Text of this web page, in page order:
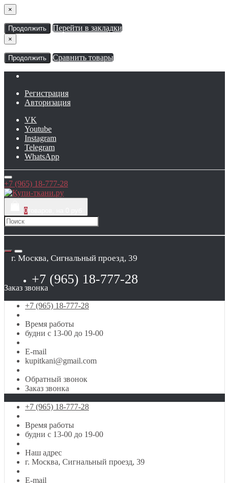
×
Продолжить Перейти в закладки
×
Продолжить Сравнить товары
Регистрация
Авторизация
VK
Youtube
Instagram
Telegram
WhatsApp
+7 (965) 18-777-28
0
г. Москва, Сигнальный проезд, 39
+7 (965) 18-777-28
Заказ звонка
+7 (965) 18-777-28
Время работы
будни с 13-00 до 19-00
E-mail
kupitkani@gmail.com
Обратный звонок
Заказ звонка
+7 (965) 18-777-28
Время работы
будни с 13-00 до 19-00
Наш адрес
г. Москва, Сигнальный проезд, 39
E-mail